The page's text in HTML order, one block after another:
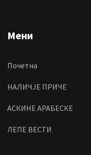
Мени
Почетна
НАЛИЧЈЕ ПРИЧЕ
АСКИНЕ АРАБЕСКЕ
ЛЕПЕ ВЕСТИ